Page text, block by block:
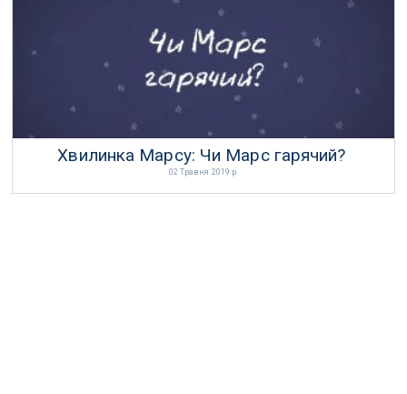
Хвилинка Марсу: Чи Марс гарячий?
02 Травня 2019 р.